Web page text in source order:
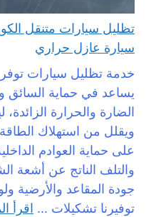
سيارة عازل حراري
خدمة تظليل سيارات توفر
يساعد في حماية
الضارة والحرارة الزائدة،
ويقلل من استهلاك
على حماية العوادم
والتلف الناتج عن أشعة
جودة المقاعد والأرضية
توفيرنا تشكيلات ... اقرأ